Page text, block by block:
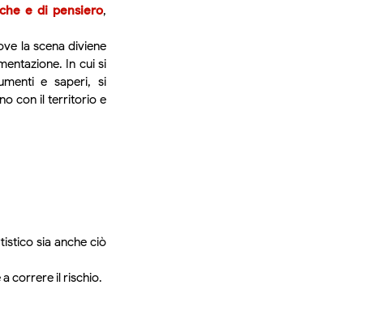
e di pensiero,
la scena diviene
In cui si
e saperi, si
con il territorio e
sia anche ciò
correre il rischio.